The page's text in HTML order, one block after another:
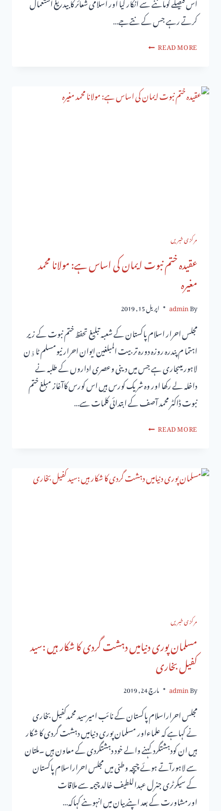
کرتے رہے جس کے نتےجے…
READ MORE
مرکزی خبریں
عقیدہ ختم نبوت ایمان کی اساس ہے: مولانا محمد
مغیرہ
By
admin اپریل 15, 2019
مجلس احرار اسلام پاکستان کے شعبہ تبلیغ تحفظ ختم نبوت کے زیر
اہتما م پندرہ روزہ دورہ تربیت المبلغین ایوان احرار نیومسلم ٹاﺅن
لاہور میںجاری ہے جس میں دینی وعصری اداروں کے طلبہ نے
داخلہ لے رکھا اور وہ شریک کورس ہیں اس کورس کاآغاز مبلغ ختم
نبوت ڈاکٹر محمد آصف کے ابتدائی کلمات سے…
READ MORE
مرکزی خبریں
مسلمان پوری دنیامیں دہشت گردی کا شکار ہیں :سید
کفیل بخاری
By
admin مارچ 24, 2019
مجلس احراراسلام پاکستان کے نائب امیرسید محمدکفیل بخاری
نے کہاہے کہ علماءاور مسلمان پوری دنیامیں دہشت گردی کا شکار
ہیں ان کودہشتگرد کہنے والے خود دہشتگردی کے معاون ہیں ۔ملتان
سے لاہورآتے ہوئے چیچہ وطنی میں مجلس احراراسلام پاکستان
کے سیکرٹری جنرل عبداللطیف خالد چیمہ سے ملاقات
اورمشاورت کے بعد اپنے بیان میں انہوںنے کہاکہ…